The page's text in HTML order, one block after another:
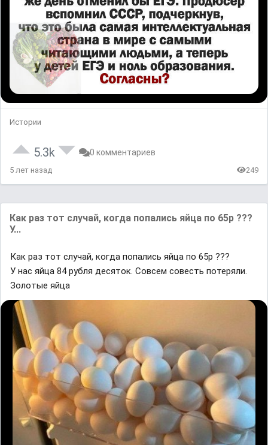
Истории
5.3k 0 комментариев
5 лет назад 249
Как раз тот случай, когда попались яйца по 65р ???
У...
Как раз тот случай, когда попались яйца по 65р ???
У нас яйца 84 рубля десяток. Совсем совесть потеряли.
Золотые яйца